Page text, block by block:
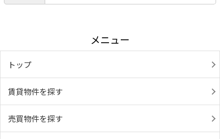
メニュー
トップ
賃貸物件を探す
売買物件を探す